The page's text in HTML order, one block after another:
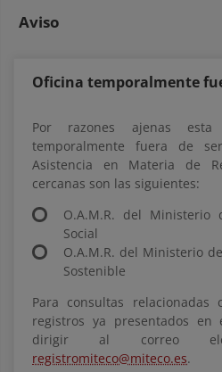
Aviso
Oficina temporalmente
Por razones ajenas
temporalmente fuera de
Asistencia en Materia de
cercanas son las siguientes:
O.A.M.R. del Ministerio
Social
O.A.M.R. del Ministerio
Sostenible
Para consultas
registros ya presentados en
dirigir al correo
registromiteco@miteco.es.